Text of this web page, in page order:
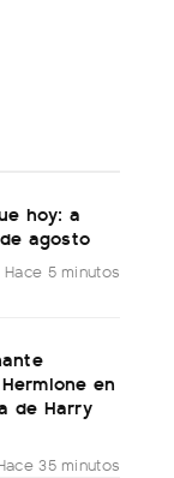
hoy: a
agosto
Hace 5 minutos
en
de Harry
35 minutos